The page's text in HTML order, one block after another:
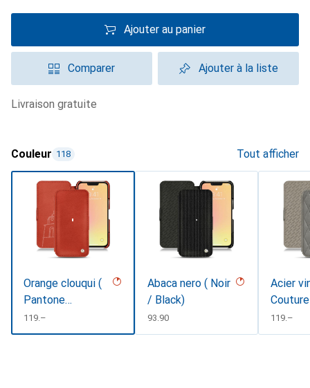
Ajouter au panier
Comparer Ajouter à la liste
livraison gratuite
Couleur 118 Tout afficher
Orange clouqui (
Pantone
#D33108 )
CHF
119.–
Abaca nero ( Noir
/ Black)
CHF
93.90
Acier
Couture
CHF
119.–